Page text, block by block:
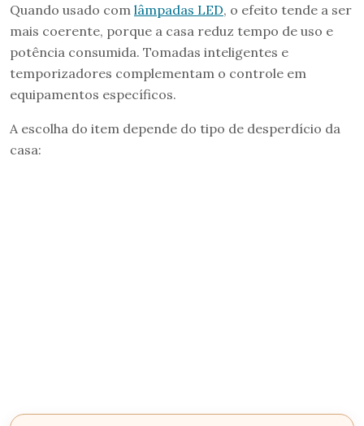
Quando usado com lâmpadas LED, o efeito tende a ser
mais coerente, porque a casa reduz tempo de uso e
potência consumida. Tomadas inteligentes e
temporizadores complementam o controle em
equipamentos específicos.
A escolha do item depende do tipo de desperdício da
casa: